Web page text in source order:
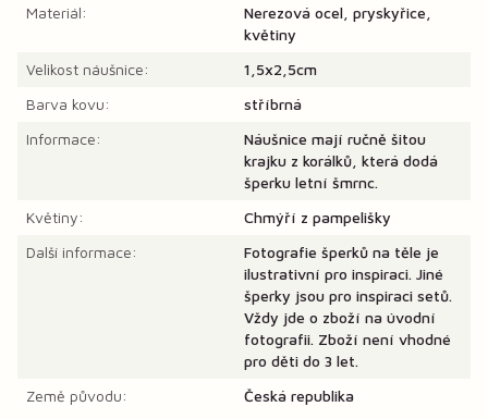
Materiál:
Nerezová ocel, pryskyřice,
květiny
Velikost náušnice:
1,5x2,5cm
Barva kovu:
stříbrná
Informace:
Náušnice mají ručně šitou
krajku z korálků, která dodá
šperku letní šmrnc.
Květiny:
Chmýří z pampelišky
Další informace:
Fotografie šperků na těle je
ilustrativní pro inspiraci. Jiné
šperky jsou pro inspiraci setů.
Vždy jde o zboží na úvodní
fotografii. Zboží není vhodné
pro děti do 3 let.
Země původu:
Česká republika